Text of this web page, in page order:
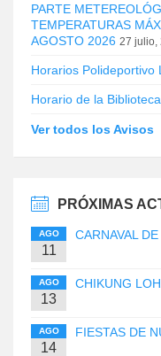
PARTE
TEMPERATURAS
AGOSTO 2026 27 julio,
Horarios Polideportivo
Horario de la
Ver todos los Avisos
PRÓXIMAS
AGO
11
CARNAVAL
AGO
13
CHIKUNG
AGO
14
FIESTAS DE